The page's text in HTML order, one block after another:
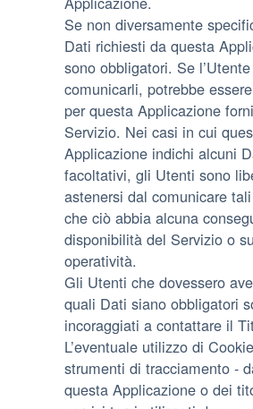
Se non diversamente
Dati richiesti da questa
sono obbligatori. Se
comunicarli, potrebbe
per questa Applicazione
Servizio. Nei casi in cui
Applicazione indichi alcuni
facoltativi, gli Utenti sono
astenersi dal comunicare
che ciò abbia alcuna
disponibilità del Servizio o
operatività.
Gli Utenti che dovessero
quali Dati siano obbligatori
incoraggiati a contattare il
L’eventuale utilizzo di
strumenti di tracciamento -
questa Applicazione o dei